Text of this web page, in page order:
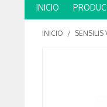
INICIO
INICIO / SENSILIS